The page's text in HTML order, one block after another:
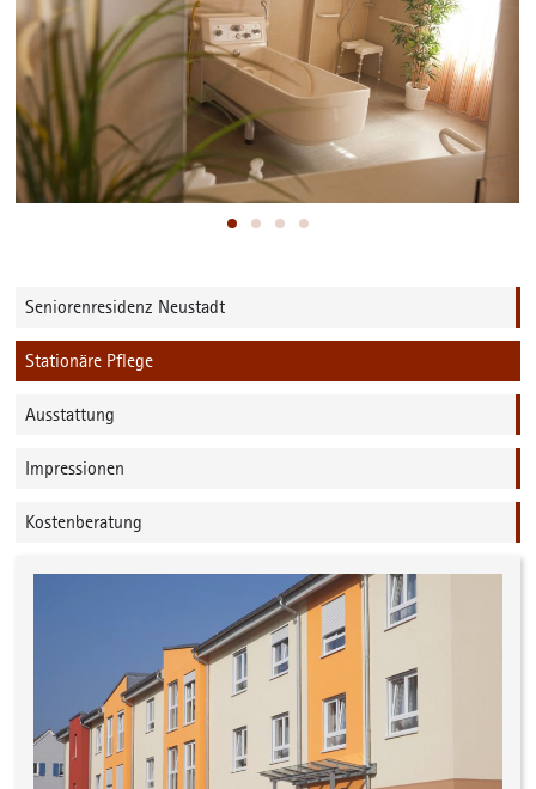
Seniorenresidenz Neustadt
Stationäre Pflege
Ausstattung
Impressionen
Kostenberatung